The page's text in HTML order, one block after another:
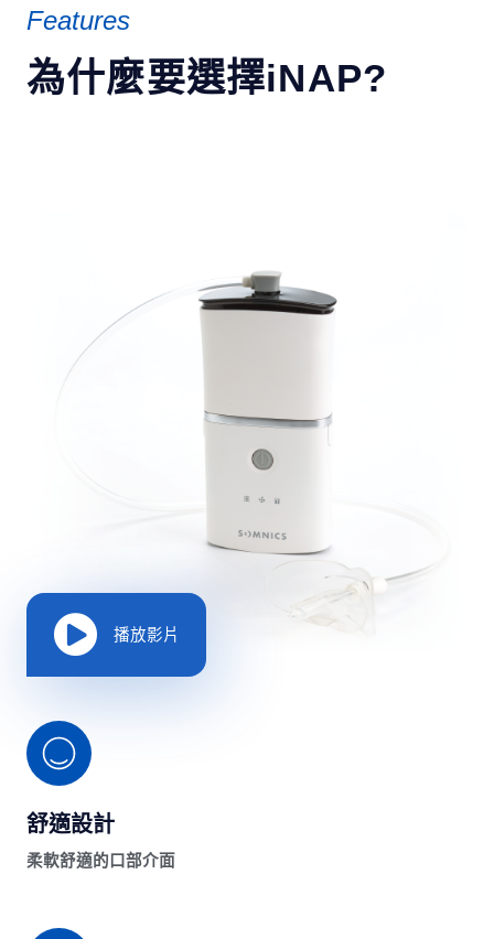
Features
為什麼要選擇iNAP?
播放影片
舒適設計
柔軟舒適的口部介面